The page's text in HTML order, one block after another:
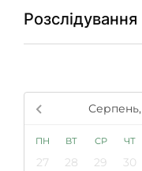
Розслідування
Серпень,
ПН ВТ СР ЧТ
27 28 29 30